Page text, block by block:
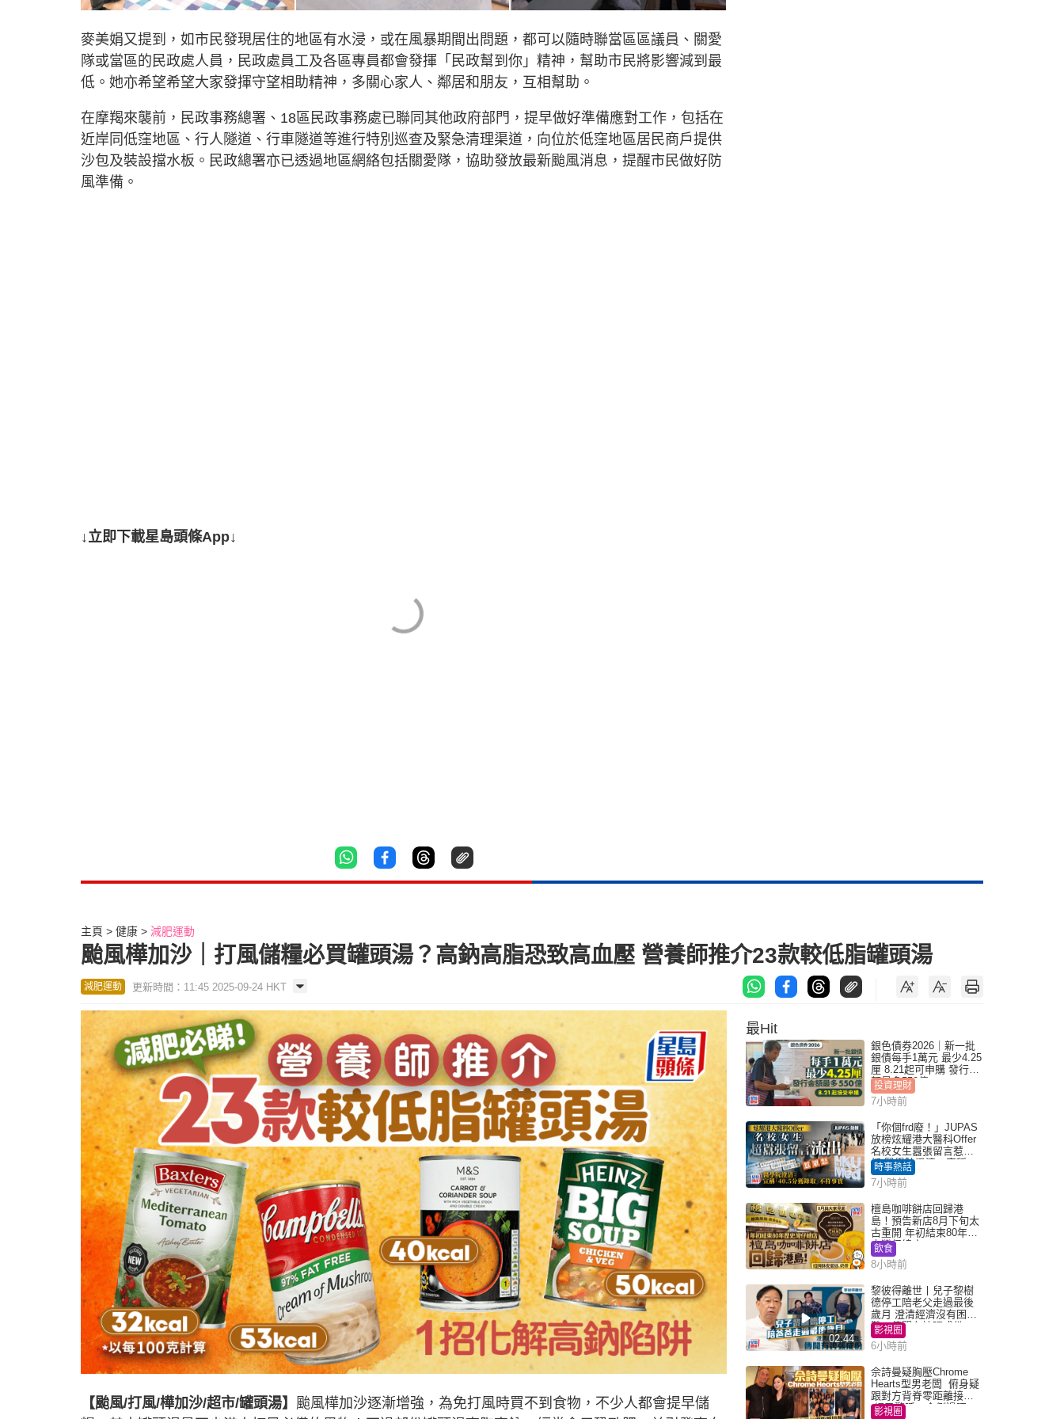
麥美娟又提到，如市民發現居住的地區有水浸，或在風暴期間出問題，都可以隨時聯當區區議員、關愛
隊或當區的民政處人員，民政處員工及各區專員都會發揮「民政幫到你」精神，幫助市民將影響減到最
低。她亦希望希望大家發揮守望相助精神，多關心家人、鄰居和朋友，互相幫助。
在摩羯來襲前，民政事務總署、18區民政事務處已聯同其他政府部門，提早做好準備應對工作，包括在
近岸同低窪地區、行人隧道、行車隧道等進行特別巡查及緊急清理渠道，向位於低窪地區居民商戶提供
沙包及裝設擋水板。民政總署亦已透過地區網絡包括關愛隊，協助發放最新颱風消息，提醒市民做好防
風準備。
↓立即下載星島頭條App↓
主頁 健康 減肥運動
颱風樺加沙｜打風儲糧必買罐頭湯？高鈉高脂恐致高血壓 營養師推介23款較低脂罐頭湯
減肥運動 更新時間：11:45 2025-09-24 HKT
【颱風/打風/樺加沙/超市/罐頭湯】 颱風樺加沙逐漸增強，為免打風時買不到食物，不少人都會提早儲
最Hit
銀色債券2026｜新一批
銀債每手1萬元 最少4.25
厘 8.21起可申購 發行金
額最多550億
投資理財
7小時前
「你個frd廢！」JUPAS
放榜炫耀港大醫科Offer
名校女生囂張留言惹眾
怒 醫學院澄清：宣稱
「40.5分獲錄取」不符事
實｜Juicy叮
時事熱話
7小時前
檀島咖啡餅店回歸港
島！預告新店8月下旬太
古重開 年初結束80年歷
史灣仔總店
飲食
8小時前
02:44
黎彼得離世丨兒子黎樹
德停工陪老父走過最後
歲月 澄清經濟沒有困
難：傳聞有誇張成份
影視圈
6小時前
佘詩曼疑胸壓Chrome
Hearts型男老闆 俯身疑
跟對方背脊零距離接觸
網民驚呼：企側邊唔
影視圈